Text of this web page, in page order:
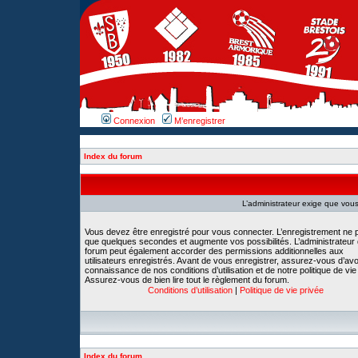
Connexion M’enregistrer
Index du forum
L’administrateur exige que
Vous devez être enregistré pour vous connecter. L’enregistrement ne
que quelques secondes et augmente vos possibilités. L’administrateur
forum peut également accorder des permissions additionnelles aux
utilisateurs enregistrés. Avant de vous enregistrer, assurez-vous
connaissance de nos conditions d’utilisation et de notre politique de
Assurez-vous de bien lire tout le règlement du forum.
Conditions d’utilisation | Politique de vie privée
Index du forum